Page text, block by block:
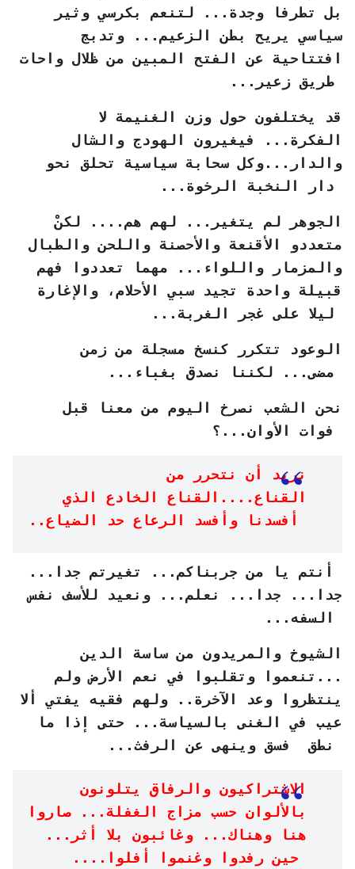
بل تطرفا وجدة... لتنعم بكرسي وثير
سياسي يريح بطن الزعيم... وتدبج
افتتاحية عن الفتح المبين من ظلال واحات
طريق زعير...
قد يختلفون حول وزن الغنيمة لا
الفكرة... فيغيرون الهودج والشال
والدار...وكل سحابة سياسية تحلق نحو
دار النخبة الرخوة...
الجوهر لم يتغير... لهم هم.... لكنْ
متعددو الأقنعة والأحصنة واللحن والطبال
والمزمار واللواء... مهما تعددوا فهم
قبيلة واحدة تجيد سبي الأحلام، والإغارة
ليلا على غجر الغربة...
الوعود تتكرر كنسخ مسجلة من زمن
مضى... لكننا نصدق بغباء...
نحن الشعب نصرخ اليوم من معنا قبل
فوات الأوان...؟
نريد أن نتحرر من
القناع....القناع الخادع الذي
أفسدنا وأفسد الرعاع حد الضياع..
أنتم يا من جربناكم... تغيرتم جدا...
جدا... جدا... نعلم... ونعيد للأسف نفس
السفه...
الشيوخ والمريدون من ساسة الدين
...تنعموا وتقلبوا في نعم الأرض ولم
ينتظروا وعد الآخرة.. ولهم فقيه يفتي ألا
عيب في الغنى بالسياسة... حتى إذا ما
نطق فسق وينهى عن الرفث...
الاشتراكيون والرفاق يتلونون
بالألوان حسب مزاج الغفلة... صاروا
هنا وهناك... وغائبون بلا أثر...
حين رفدوا وغنموا أفلوا....